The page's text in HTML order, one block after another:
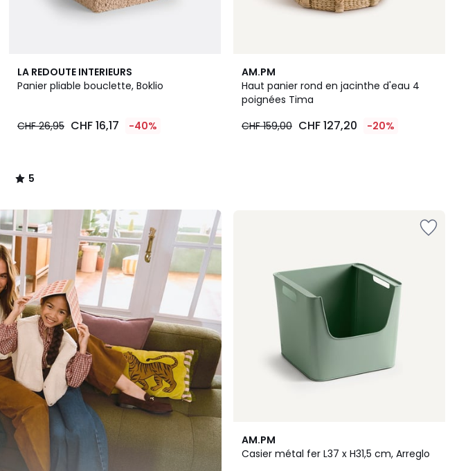
LA REDOUTE INTERIEURS
Panier pliable bouclette, Boklio
CHF 26,95 CHF 16,17 -40%
5
/
5
/
AM.PM
Haut panier rond en jacinthe d'eau 4
poignées Tima
CHF 159,00 CHF 127,20 -20%
AM.PM
Casier métal fer L37 x H31,5 cm, Arreglo
4,3
/ 5
5
Couleurs